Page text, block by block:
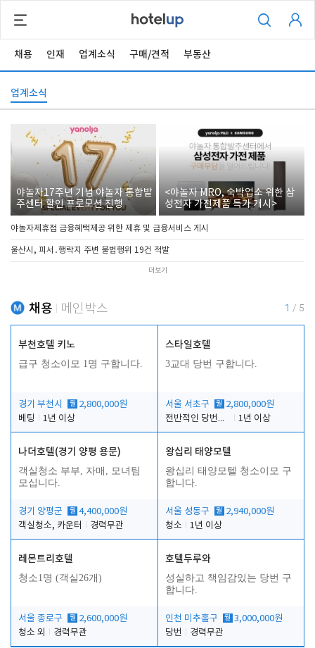
채용 인재 업계소식 구매/견적 부동산
업계소식
야놀자17주년 기념 야놀자 통합발
주센터 할인 프로모션 진행
<야놀자 MRO, 숙박업소 위한 삼
성전자 가전제품 특가 개시>
야놀자제휴점 금융혜택제공 위한 제휴 및 금융서비스 게시
울산시, 피서․행락지 주변 불법행위 19건 적발
더보기
채용 메인박스 1 / 5
부천호텔 키노
급구 청소이모 1명 구합니다.
경기 부천시 월 2,800,000원
베팅
1년 이상
스타일호텔
3교대 당번 구합니다.
서울 서초구 월 2,800,000원
전반적인 당번업무
1년 이상
나더호텔(경기 양평 용문)
객실청소 부부, 자매, 모녀팀
모십니다.
경기 양평군 월 4,400,000원
객실청소, 카운터
경력무관
왕십리 태양모텔
왕십리 태양모텔 청소이모 구
합니다.
서울 성동구 월 2,940,000원
청소
1년 이상
레몬트리호텔
청소1명 (객실26개)
서울 종로구 월 2,600,000원
청소 외
경력무관
호텔두루와
성실하고 책임감있는 당번 구
합니다.
인천 미추홀구 월 3,000,000원
당번
경력무관